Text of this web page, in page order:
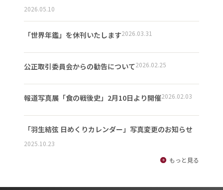
2026.05.10
「世界年鑑」を休刊いたします2026.03.31
公正取引委員会からの勧告について2026.02.25
報道写真展「食の戦後史」2月10日より開催2026.02.03
「羽生結弦 日めくりカレンダー」写真変更のお知らせ
2025.10.23
もっと見る